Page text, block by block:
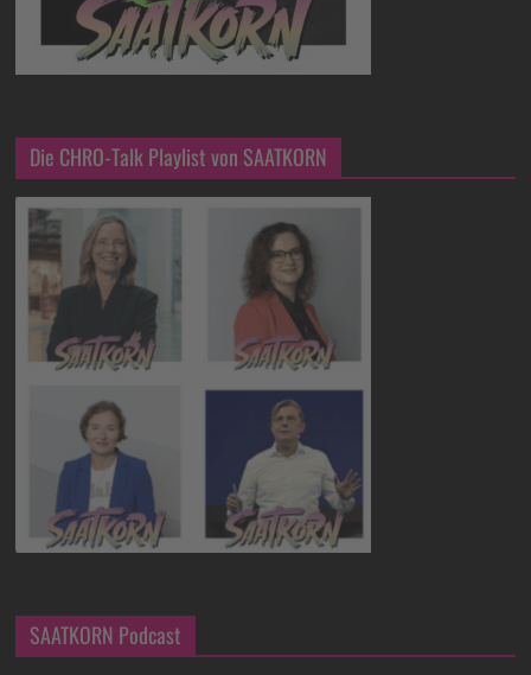
Die CHRO-Talk Playlist von SAATKORN
SAATKORN Podcast